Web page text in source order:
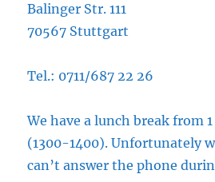
Balinger Str. 111
70567 Stuttgart
Tel.: 0711/687 22 26
We have a lunch break from
(1300-1400). Unfortunately
can’t answer the phone